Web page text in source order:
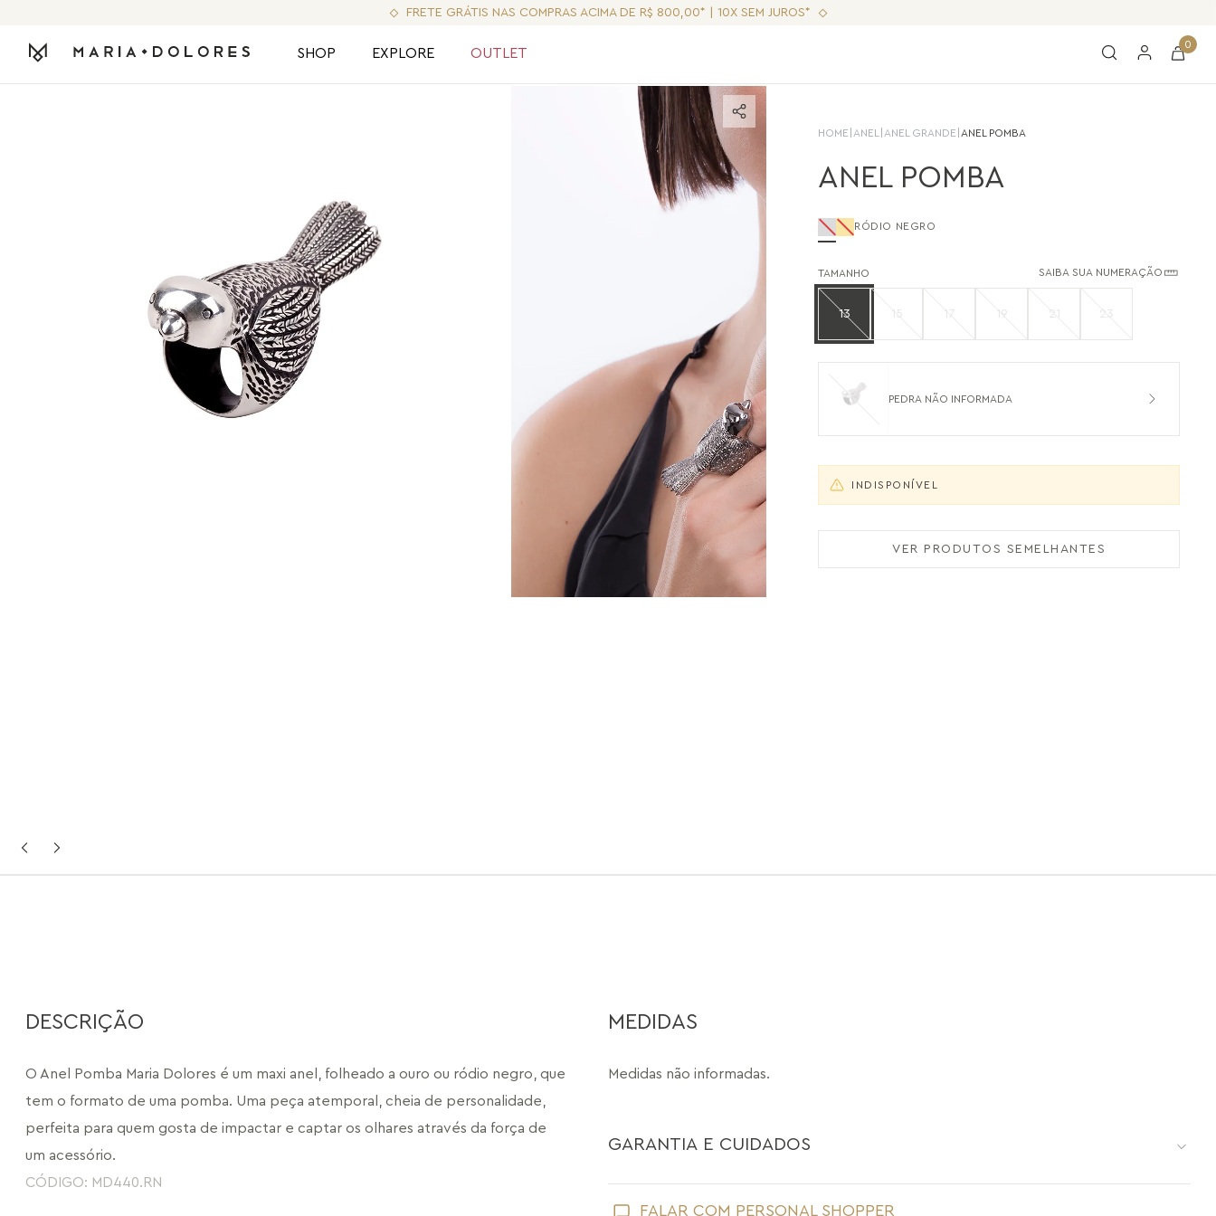
FRETE GRÁTIS NAS COMPRAS ACIMA DE R$ 800,00* | 10X SEM JUROS*
SHOP EXPLORE OUTLET
0
HOME ANEL ANEL GRANDE ANEL POMBA
ANEL POMBA
RÓDIO NEGRO
SAIBA SUA NUMERAÇÃO
TAMANHO
13 15 17 19 21 23
PEDRA NÃO INFORMADA
INDISPONÍVEL
VER PRODUTOS SEMELHANTES
DESCRIÇÃO
O Anel Pomba Maria Dolores é um maxi anel, folheado a ouro ou ródio negro, que
tem o formato de uma pomba. Uma peça atemporal, cheia de personalidade,
perfeita para quem gosta de impactar e captar os olhares através da força de
um acessório.
CÓDIGO: MD440.RN
MEDIDAS
Medidas não informadas.
GARANTIA E CUIDADOS
Como toda joia, sua peça Maria Dolores é delicada e pede cuidados específicos:
FALAR COM PERSONAL SHOPPER